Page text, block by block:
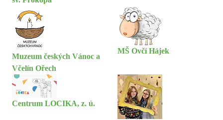
Muzeum českých Vánoc a
Včelín Ořech
MŠ Ovčí Hájek
Centrum LOCIKA, z. ú.